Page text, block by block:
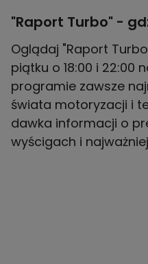
"Raport Turbo" -
Oglądaj "Raport
piątku o 18:00 i 22:00
programie zawsze
świata motoryzacji i
dawka informacji o
wyścigach i